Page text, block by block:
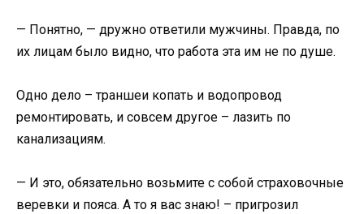
— Понятно, — дружно ответили мужчины. Правда, по
их лицам было видно, что работа эта им не по душе.
Одно дело – траншеи копать и водопровод
ремонтировать, и совсем другое – лазить по
канализациям.
— И это, обязательно возьмите с собой страховочные
веревки и пояса. А то я вас знаю! – пригрозил